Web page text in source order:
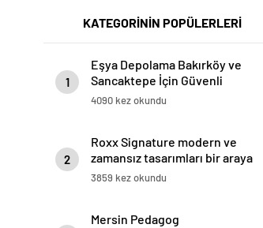
KATEGORİNİN POPÜLERLERİ
1
Eşya Depolama Bakırköy ve
Sancaktepe İçin Güvenli
İklimlendirmeli Çözüm
4090 kez okundu
2
Roxx Signature modern ve
zamansız tasarımları bir araya
getiriyor
3859 kez okundu
Mersin Pedagog